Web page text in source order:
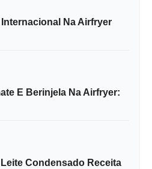
Na Airfryer
E Berinjela Na Airfryer:
Condensado Receita